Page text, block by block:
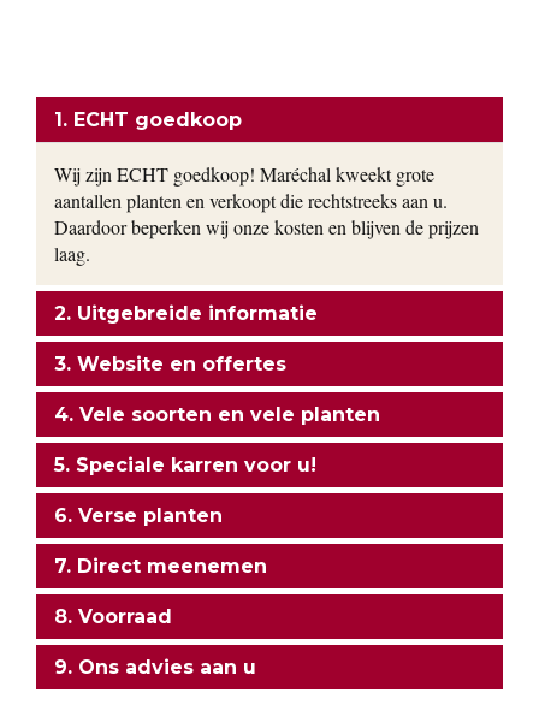
1. ECHT goedkoop
Wij zijn ECHT goedkoop! Maréchal kweekt grote
aantallen planten en verkoopt die rechtstreeks aan u.
Daardoor beperken wij onze kosten en blijven de prijzen
laag.
2. Uitgebreide informatie
3. Website en offertes
4. Vele soorten en vele planten
5. Speciale karren voor u!
6. Verse planten
7. Direct meenemen
8. Voorraad
9. Ons advies aan u